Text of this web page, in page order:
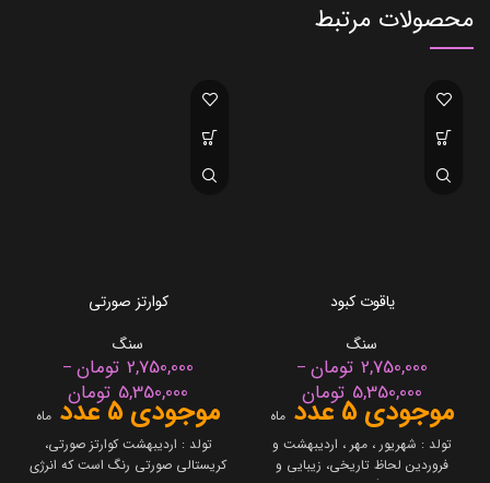
محصولات مرتبط
یاقوت کبود
سنگ
2,750,000 تومان –
5,350,000 تومان موجودی 5 عدد
ماه
تولد : شهریور ، مهر ، اردیبهشت و
فروردین لحاظ تاریخی، زیبایی و
کوارتز صورتی
سنگ
2,750,000 تومان –
5,350,000 تومان موجودی 5 عدد
ماه
تولد : اردیبهشت کوارتز صورتی،
کریستالی صورتی رنگ است که انرژی